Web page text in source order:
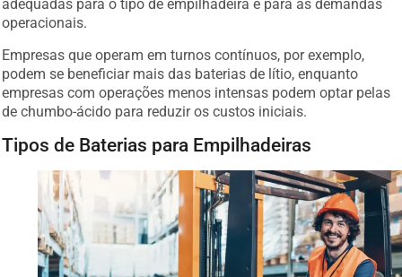
adequadas para o tipo de empilhadeira e para as demandas
operacionais.
Empresas que operam em turnos contínuos, por exemplo,
podem se beneficiar mais das baterias de lítio, enquanto
empresas com operações menos intensas podem optar pelas
de chumbo-ácido para reduzir os custos iniciais.
Tipos de Baterias para Empilhadeiras